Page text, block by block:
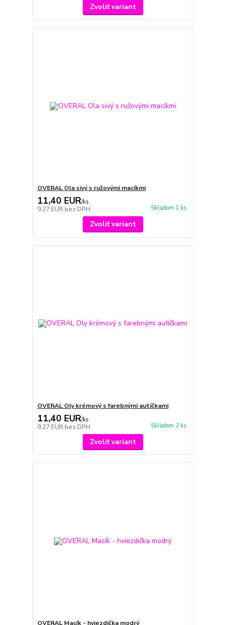
Zvoliť variant
OVERAL Ola sivý s ružovými macíkmi
11,40 EUR/ks
9,27 EUR bez DPH Skladom 1 ks
Zvoliť variant
OVERAL Oly krémový s farebnými autíčkami
11,40 EUR/ks
9,27 EUR bez DPH Skladom 2 ks
Zvoliť variant
OVERAL Macík - hviezdička modrý